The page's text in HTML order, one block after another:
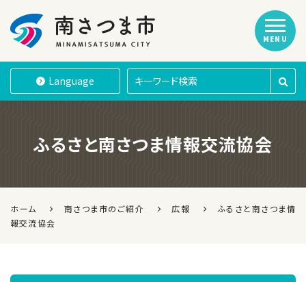
南さつま市
Language
MENU
ふるさと南さつま情報交流協会
ホーム 南さつま市のご紹介 広報
ふるさと南さつま情
報交流協会